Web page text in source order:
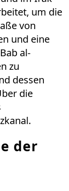
um die
von
und eine
al-
zu
dessen
die
der